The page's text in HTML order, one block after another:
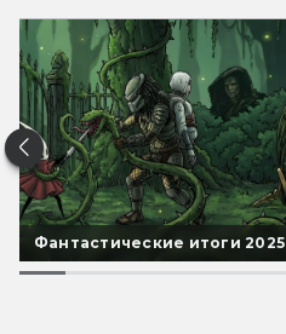
Фантастические итоги 2025